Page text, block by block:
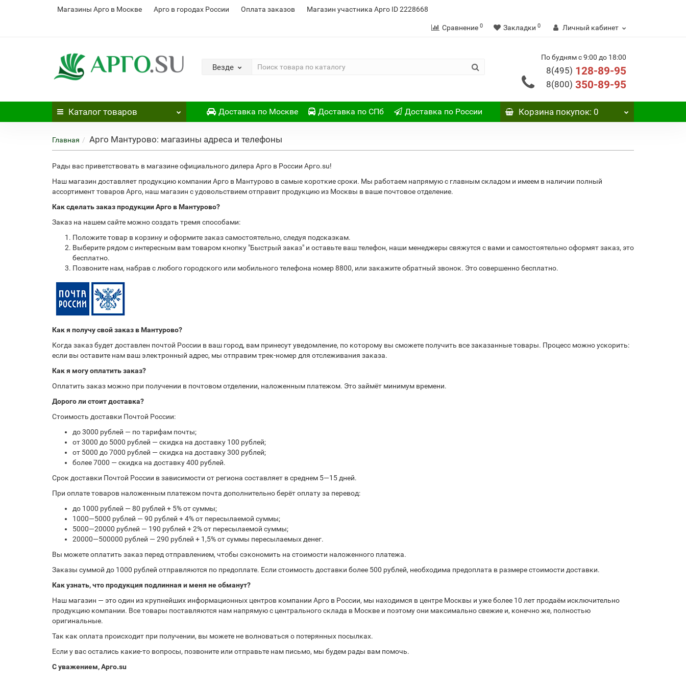
Магазины Арго в Москве Арго в городах России Оплата заказов Магазин участника Арго ID 2228668
Сравнение 0 Закладки 0 Личный кабинет
Везде
По будням с 9:00 до 18:00
8(495) 128-89-95
8(800) 350-89-95
Каталог товаров Доставка по Москве Доставка по СПб Доставка по России Корзинапокупок: 0
Главная Арго Мантурово: магазины адреса и телефоны
Рады вас приветствовать в магазине официального дилера Арго в России Арго.su!
Наш магазин доставляет продукцию компании Арго в Мантурово в самые короткие сроки. Мы работаем напрямую с главным складом и имеем в наличии полный
ассортимент товаров Арго, наш магазин с удовольствием отправит продукцию из Москвы в ваше почтовое отделение.
Как сделать заказ продукции Арго в Мантурово?
Заказ на нашем сайте можно создать тремя способами:
Положите товар в корзину и оформите заказ самостоятельно, следуя подсказкам.
Выберите рядом с интересным вам товаром кнопку "Быстрый заказ" и оставьте ваш телефон, наши менеджеры свяжутся с вами и самостоятельно оформят заказ, это
бесплатно.
Позвоните нам, набрав с любого городского или мобильного телефона номер 8800, или закажите обратный звонок. Это совершенно бесплатно.
Как я получу свой заказ в Мантурово?
Когда заказ будет доставлен почтой России в ваш город, вам принесут уведомление, по которому вы сможете получить все заказанные товары. Процесс можно ускорить:
если вы оставите нам ваш электронный адрес, мы отправим трек-номер для отслеживания заказа.
Как я могу оплатить заказ?
Оплатить заказ можно при получении в почтовом отделении, наложенным платежом. Это займёт минимум времени.
Дорого ли стоит доставка?
Стоимость доставки Почтой России:
до 3000 рублей — по тарифам почты;
от 3000 до 5000 рублей — скидка на доставку 100 рублей;
от 5000 до 7000 рублей — скидка на доставку 300 рублей;
более 7000 — скидка на доставку 400 рублей.
Срок доставки Почтой России в зависимости от региона составляет в среднем 5—15 дней.
При оплате товаров наложенным платежом почта дополнительно берёт оплату за перевод:
до 1000 рублей — 80 рублей + 5% от суммы;
1000—5000 рублей — 90 рублей + 4% от пересылаемой суммы;
5000—20000 рублей — 190 рублей + 2% от пересылаемой суммы;
20000—500000 рублей — 290 рублей + 1,5% от суммы пересылаемых денег.
Вы можете оплатить заказ перед отправлением, чтобы сэкономить на стоимости наложенного платежа.
Заказы суммой до 1000 рублей отправляются по предоплате. Если стоимость доставки более 500 рублей, необходима предоплата в размере стоимости доставки.
Как узнать, что продукция подлинная и меня не обманут?
Наш магазин — это один из крупнейших информационных центров компании Арго в России, мы находимся в центре Москвы и уже более 10 лет продаём исключительно
продукцию компании. Все товары поставляются нам напрямую с центрального склада в Москве и поэтому они максимально свежие и, конечно же, полностью
оригинальные.
Так как оплата происходит при получении, вы можете не волноваться о потерянных посылках.
Если у вас остались какие-то вопросы, позвоните или отправьте нам письмо, мы будем рады вам помочь.
С уважением, Арго.su